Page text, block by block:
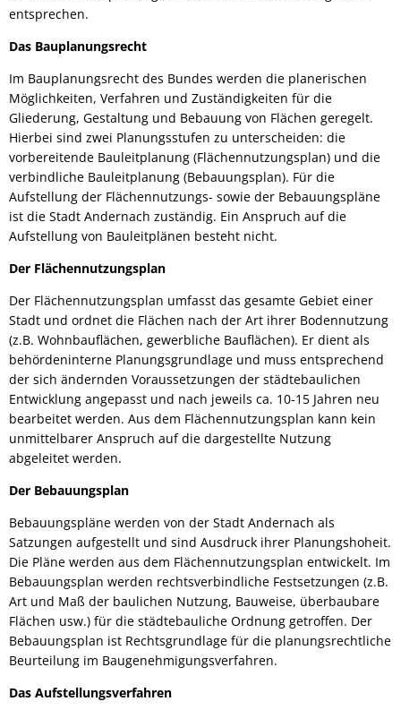
entsprechen.
Das Bauplanungsrecht
Im Bauplanungsrecht des Bundes werden die planerischen
Möglichkeiten, Verfahren und Zuständigkeiten für die
Gliederung, Gestaltung und Bebauung von Flächen geregelt.
Hierbei sind zwei Planungsstufen zu unterscheiden: die
vorbereitende Bauleitplanung (Flächennutzungsplan) und die
verbindliche Bauleitplanung (Bebauungsplan). Für die
Aufstellung der Flächennutzungs- sowie der Bebauungspläne
ist die Stadt Andernach zuständig. Ein Anspruch auf die
Aufstellung von Bauleitplänen besteht nicht.
Der Flächennutzungsplan
Der Flächennutzungsplan umfasst das gesamte Gebiet einer
Stadt und ordnet die Flächen nach der Art ihrer Bodennutzung
(z.B. Wohnbauflächen, gewerbliche Bauflächen). Er dient als
behördeninterne Planungsgrundlage und muss entsprechend
der sich ändernden Voraussetzungen der städtebaulichen
Entwicklung angepasst und nach jeweils ca. 10-15 Jahren neu
bearbeitet werden. Aus dem Flächennutzungsplan kann kein
unmittelbarer Anspruch auf die dargestellte Nutzung
abgeleitet werden.
Der Bebauungsplan
Bebauungspläne werden von der Stadt Andernach als
Satzungen aufgestellt und sind Ausdruck ihrer Planungshoheit.
Die Pläne werden aus dem Flächennutzungsplan entwickelt. Im
Bebauungsplan werden rechtsverbindliche Festsetzungen (z.B.
Art und Maß der baulichen Nutzung, Bauweise, überbaubare
Flächen usw.) für die städtebauliche Ordnung getroffen. Der
Bebauungsplan ist Rechtsgrundlage für die planungsrechtliche
Beurteilung im Baugenehmigungsverfahren.
Das Aufstellungsverfahren